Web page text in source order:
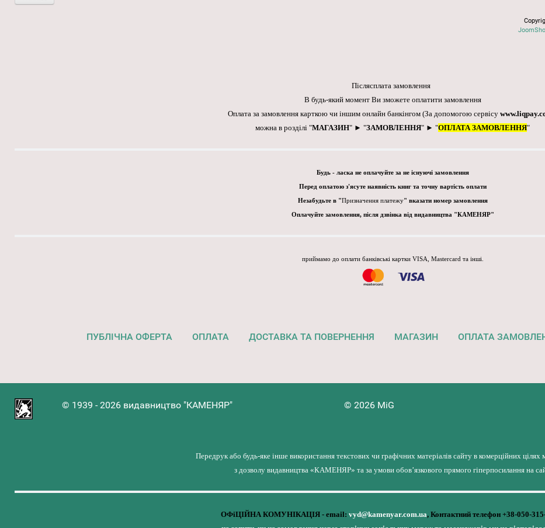
Післясплата замовлення
В будь-який момент Ви зможете оплатити замовлення
Оплата за замовлення карткою чи іншим онлайн банкінгом (За допомогою сервісу
можна в розділі "МАГАЗИН" ► "ЗАМОВЛЕННЯ" ► "ОПЛАТА ЗАМОВЛЕННЯ"
Будь - ласка не оплачуйте за не існуючі замовлення
Перед оплатою з'ясуте наявність книг та точну вартість оплати
Незабудьте в "Призначення платежу" вказати номер замовлення
Оплачуйте замовлення, після дзвінка від видавництва "КАМЕНЯР"
приймамо до оплати банківські картки VISA, Mastercard та інші.
ПУБЛІЧНА ОФЕРТА ОПЛАТА ДОСТАВКА ТА ПОВЕРНЕННЯ МАГАЗИН ОПЛАТА
© 1939 - 2026 видавництво "КАМЕНЯР" © 2026 MiG
Передрук або будь-яке інше використання текстових чи графічних матеріалів сайту в комерційних
з дозволу видавництва «КАМЕНЯР» та за умови обов’язкового прямого гіперпосилання на
ОФіЦІЙНА КОМУНІКАЦІЯ - email: vyd@kamenyar.com.ua, Контактний телефон +38-050-